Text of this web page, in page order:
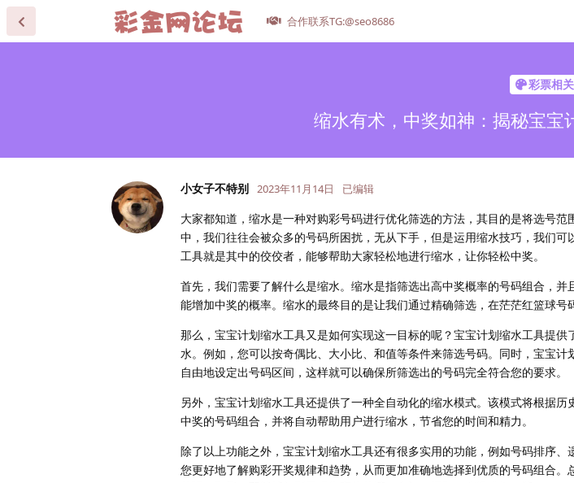
合作联系TG:@seo8686
彩票相关
缩水有术，中奖如神：揭秘宝宝
小女子不特别 2023年11月14日 已编辑
大家都知道，缩水是一种对购彩号码进行优化筛选的方法，其目的是将选号
中，我们往往会被众多的号码所困扰，无从下手，但是运用缩水技巧，我们
工具就是其中的佼佼者，能够帮助大家轻松地进行缩水，让你轻松中奖。
首先，我们需要了解什么是缩水。缩水是指筛选出高中奖概率的号码组合，
能增加中奖的概率。缩水的最终目的是让我们通过精确筛选，在茫茫红篮球号
那么，宝宝计划缩水工具又是如何实现这一目标的呢？宝宝计划缩水工具提
水。例如，您可以按奇偶比、大小比、和值等条件来筛选号码。同时，宝宝
自由地设定出号码区间，这样就可以确保所筛选出的号码完全符合您的要求。
另外，宝宝计划缩水工具还提供了一种全自动化的缩水模式。该模式将根据
中奖的号码组合，并将自动帮助用户进行缩水，节省您的时间和精力。
除了以上功能之外，宝宝计划缩水工具还有很多实用的功能，例如号码排序
您更好地了解购彩开奖规律和趋势，从而更加准确地选择到优质的号码组合